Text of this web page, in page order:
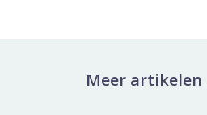
Meer artikelen